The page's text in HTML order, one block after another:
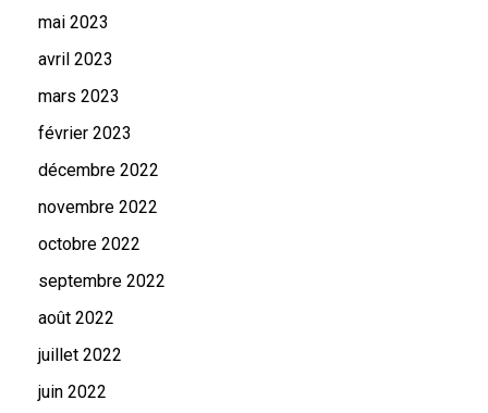
mai 2023
avril 2023
mars 2023
février 2023
décembre 2022
novembre 2022
octobre 2022
septembre 2022
août 2022
juillet 2022
juin 2022